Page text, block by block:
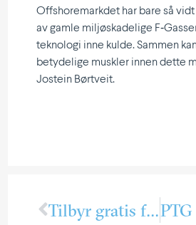
Offshore­markdet har bare så
av gamle miljø­ska­delige
teknologi inne kulde. Sammen
betydelige muskler innen dette
Jostein Børtveit.
Tilbyr gratis fagopp­læring innen kulde­tek­niske fag